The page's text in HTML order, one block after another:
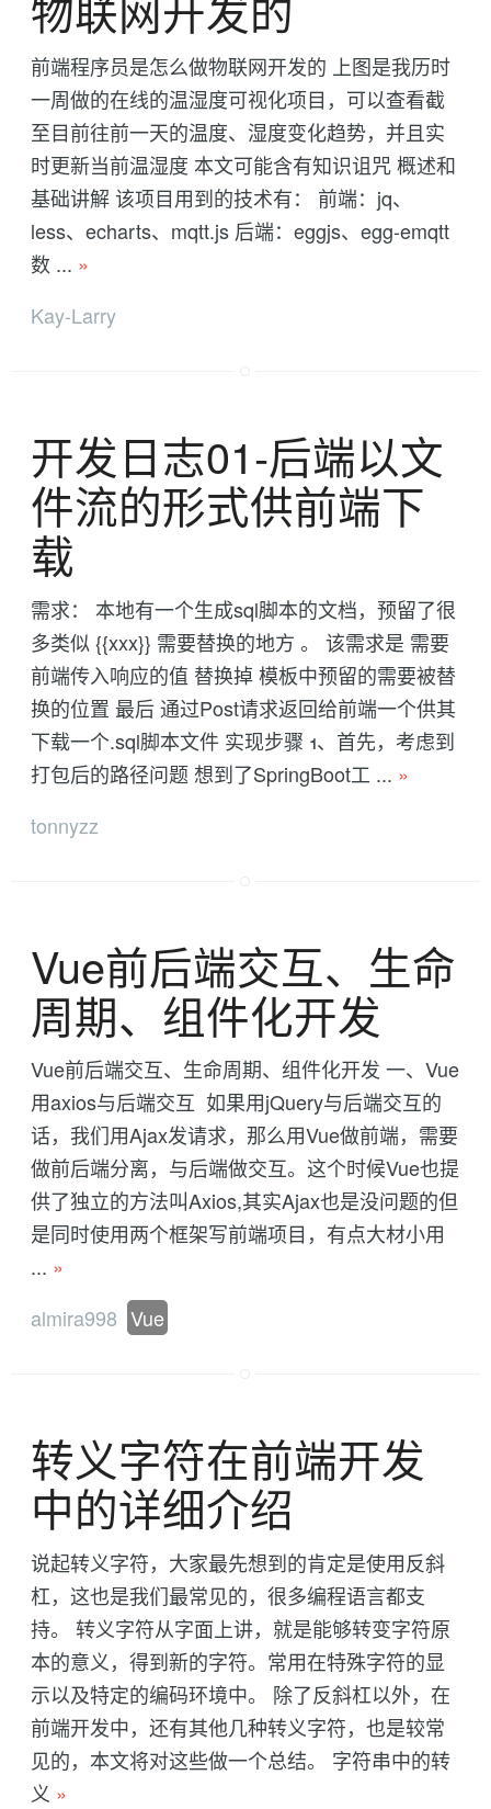
前端程序员是怎么做物联网开发的 上图是我历时
一周做的在线的温湿度可视化项目，可以查看截
至目前往前一天的温度、湿度变化趋势，并且实
时更新当前温湿度 本文可能含有知识诅咒 概述和
基础讲解 该项目用到的技术有： 前端：jq、
less、echarts、mqtt.js 后端：eggjs、egg-emqtt
数 ... »
Kay-Larry
开发日志01-后端以文
件流的形式供前端下
载
需求： 本地有一个生成sql脚本的文档，预留了很
多类似 {{xxx}} 需要替换的地方 。 该需求是 需要
前端传入响应的值 替换掉 模板中预留的需要被替
换的位置 最后 通过Post请求返回给前端一个供其
下载一个.sql脚本文件 实现步骤 1、首先，考虑到
打包后的路径问题 想到了SpringBoot工 ... »
tonnyzz
Vue前后端交互、生命
周期、组件化开发
Vue前后端交互、生命周期、组件化开发 一、Vue
用axios与后端交互 ​ 如果用jQuery与后端交互的
话，我们用Ajax发请求，那么用Vue做前端，需要
做前后端分离，与后端做交互。这个时候Vue也提
供了独立的方法叫Axios,其实Ajax也是没问题的但
是同时使用两个框架写前端项目，有点大材小用
... »
almira998 Vue
转义字符在前端开发
中的详细介绍
说起转义字符，大家最先想到的肯定是使用反斜
杠，这也是我们最常见的，很多编程语言都支
持。 转义字符从字面上讲，就是能够转变字符原
本的意义，得到新的字符。常用在特殊字符的显
示以及特定的编码环境中。 除了反斜杠以外，在
前端开发中，还有其他几种转义字符，也是较常
见的，本文将对这些做一个总结。 字符串中的转
义 »